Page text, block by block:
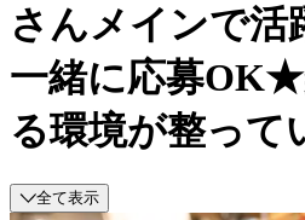
さんメインで活
一緒に応募
る環境が整って
全て表示